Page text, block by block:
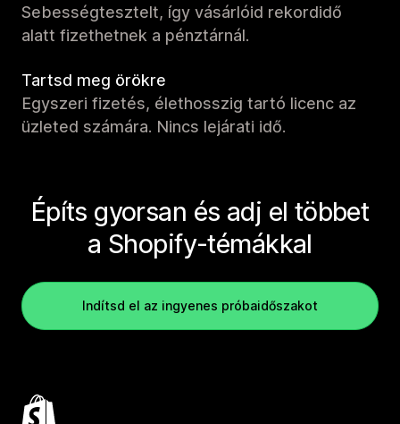
Sebességtesztelt, így vásárlóid rekordidő
alatt fizethetnek a pénztárnál.
Tartsd meg örökre
Egyszeri fizetés, élethosszig tartó licenc az
üzleted számára. Nincs lejárati idő.
Építs gyorsan és adj el többet
a Shopify-témákkal
Indítsd el az ingyenes próbaidőszakot